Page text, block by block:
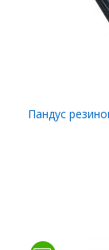
Пандус